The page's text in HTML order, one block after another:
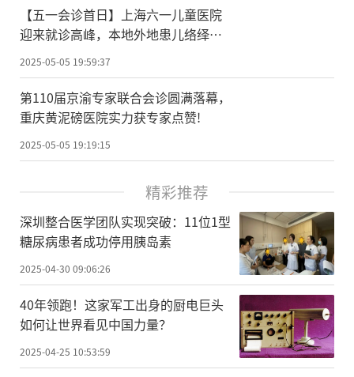
【五一会诊首日】上海六一儿童医院
迎来就诊高峰，本地外地患儿络绎不
绝，好评如潮！
2025-05-05 19:59:37
第110届京渝专家联合会诊圆满落幕，
重庆黄泥磅医院实力获专家点赞!
2025-05-05 19:19:15
精彩推荐
深圳整合医学团队实现突破：11位1型
糖尿病患者成功停用胰岛素
2025-04-30 09:06:26
40年领跑！这家军工出身的厨电巨头
如何让世界看见中国力量？
2025-04-25 10:53:59